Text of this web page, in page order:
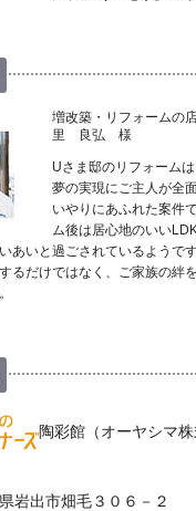
増改築・リフォーム
里 良弘 様
Uさま邸のリフォーム
夢の実現にご主人が全
いやりにあふれた案件
ム後は居心地のいい
あいと過ごされているようで
るだけではなく、ご家族の絆
陶彩館（オーヤシマ株
岩出市畑毛３０６－２